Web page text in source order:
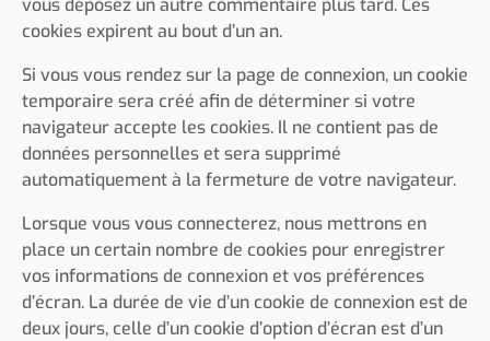
cookies expirent au bout d’un an.
Si vous vous rendez sur la page de connexion, un cookie
temporaire sera créé afin de déterminer si votre
navigateur accepte les cookies. Il ne contient pas de
données personnelles et sera supprimé
automatiquement à la fermeture de votre navigateur.
Lorsque vous vous connecterez, nous mettrons en
place un certain nombre de cookies pour enregistrer
vos informations de connexion et vos préférences
d’écran. La durée de vie d’un cookie de connexion est de
deux jours, celle d’un cookie d’option d’écran est d’un